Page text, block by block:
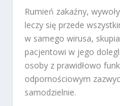
Rumień zakaźny,
leczy się przede
w samego wirusa,
pacjentowi w jego
osoby z prawidłowo
odpornościowym
samodzielnie.